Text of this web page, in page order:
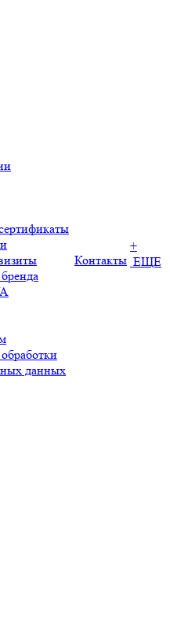
данных
Контакты
+
ЕЩЕ